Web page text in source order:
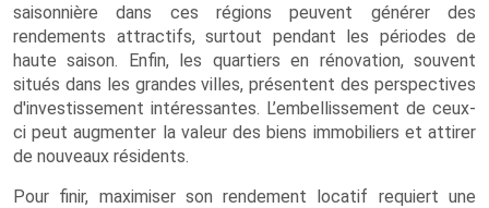
saisonnière dans ces régions peuvent générer des
rendements attractifs, surtout pendant les périodes de
haute saison. Enfin, les quartiers en rénovation, souvent
situés dans les grandes villes, présentent des perspectives
d'investissement intéressantes. L’embellissement de ceux-
ci peut augmenter la valeur des biens immobiliers et attirer
de nouveaux résidents.
Pour finir, maximiser son rendement locatif requiert une